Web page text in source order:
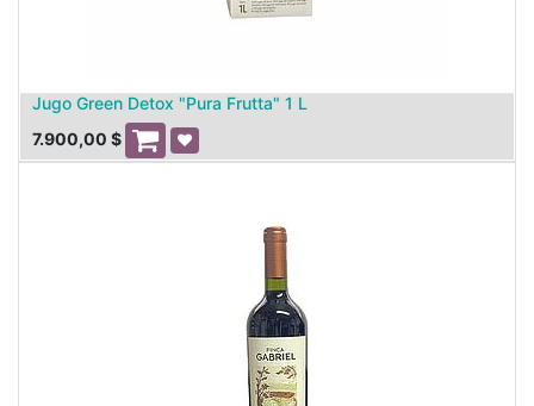
Jugo Green Detox "Pura Frutta" 1 L
7.900,00 $